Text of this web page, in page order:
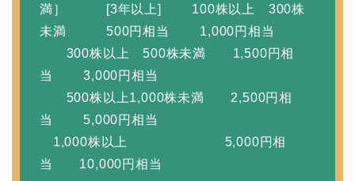
満］ [3年以上] 100株以上 300株
未満 500円相当 1,000円相当
300株以上 500株未満 1,500円相
当 3,000円相当
500株以上1,000株未満 2,500円相
当 5,000円相当
1,000株以上 5,000円相
当 10,000円相当